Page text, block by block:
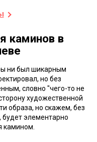
каминов в
ни был шикарным
но без
словно "чего-то не
художественной
образа, но скажем, без
будет элементарно
камином.